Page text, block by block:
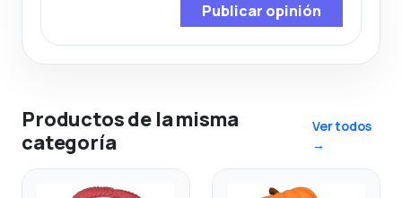
Publicar opinión
Productos de la misma
categoría
Ver todos
→